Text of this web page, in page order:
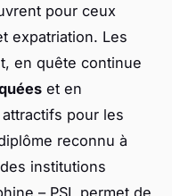
pour ceux
expatriation. Les
en quête continue
et en
pour les
reconnu à
institutions
– PSL permet de